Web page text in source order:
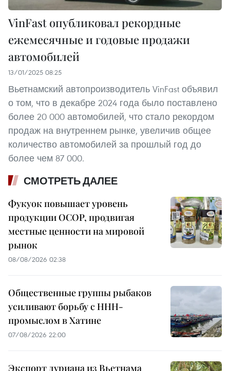
VinFast опубликовал рекордные
ежемесячные и годовые продажи
автомобилей
13/01/2025 08:25
Вьетнамский автопроизводитель VinFast объявил
о том, что в декабре 2024 года было поставлено
более 20 000 автомобилей, что стало рекордом
продаж на внутреннем рынке, увеличив общее
количество автомобилей за прошлый год до
более чем 87 000.
СМОТРЕТЬ ДАЛЕЕ
Фукуок повышает уровень
продукции OCOP, продвигая
местные ценности на мировой
рынок
08/08/2026 02:38
Общественные группы рыбаков
усиливают борьбу с ННН-
промыслом в Хатине
07/08/2026 22:00
Экспорт дуриана из Вьетнама